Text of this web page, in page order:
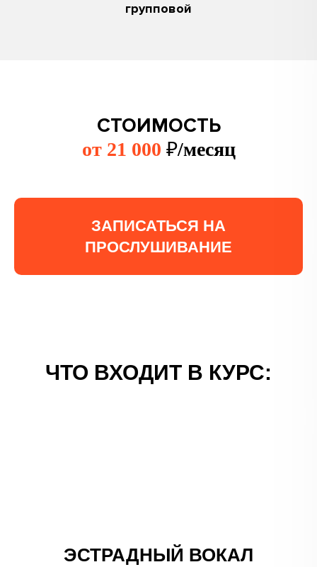
групповой
СТОИМОСТЬ
от 21 000 ₽/месяц
ЗАПИСАТЬСЯ НА
ПРОСЛУШИВАНИЕ
ЧТО ВХОДИТ В КУРС:
ЭСТРАДНЫЙ ВОКАЛ